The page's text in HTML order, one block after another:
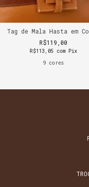
Tag de Mala Hasta em
R$119,00
R$113,05 com
Pix
9 cores